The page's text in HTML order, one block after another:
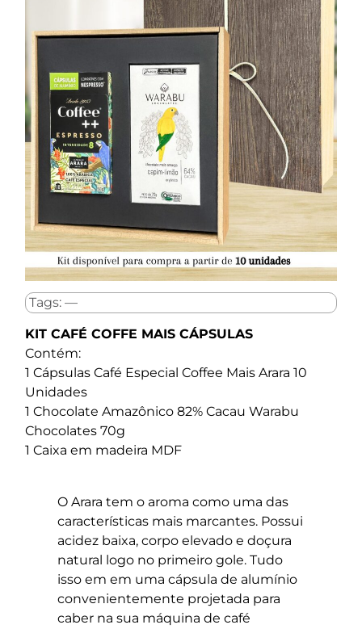
Tags: —
KIT CAFÉ COFFE MAIS CÁPSULAS
Contém:
1 Cápsulas Café Especial Coffee Mais Arara 10
Unidades
1 Chocolate Amazônico 82% Cacau Warabu
Chocolates 70g
1 Caixa em madeira MDF
O Arara tem o aroma como uma das
características mais marcantes. Possui
acidez baixa, corpo elevado e doçura
natural logo no primeiro gole. Tudo
isso em em uma cápsula de alumínio
convenientemente projetada para
caber na sua máquina de café